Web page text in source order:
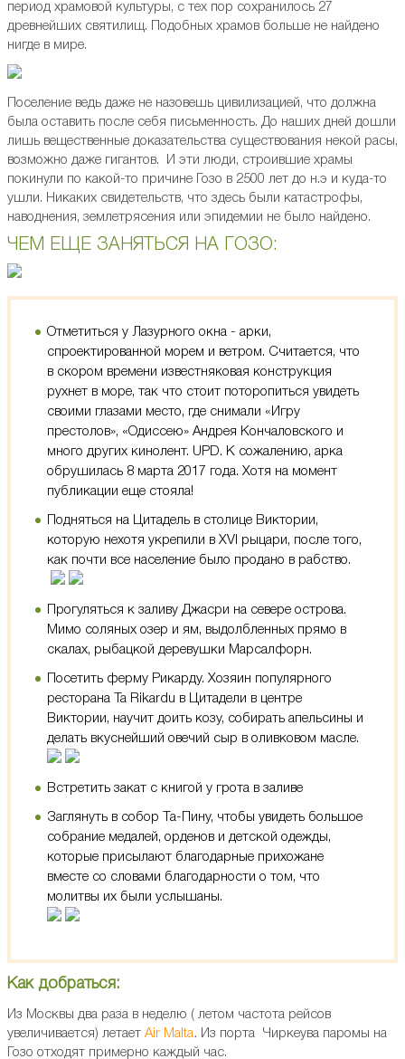
период храмовой культуры, с тех пор сохранилось 27
древнейших святилищ. Подобных храмов больше не найдено
нигде в мире.
Поселение ведь даже не назовешь цивилизацией, что должна
была оставить после себя письменность. До наших дней дошли
лишь вещественные доказательства существования некой расы,
возможно даже гигантов. И эти люди, строившие храмы
покинули по какой-то причине Гозо в 2500 лет до н.э и куда-то
ушли. Никаких свидетельств, что здесь были катастрофы,
наводнения, землетрясения или эпидемии не было найдено.
ЧЕМ ЕЩЕ ЗАНЯТЬСЯ НА ГОЗО:
Отметиться у Лазурного окна - арки,
спроектированной морем и ветром. Считается, что
в скором времени известняковая конструкция
рухнет в море, так что стоит поторопиться увидеть
своими глазами место, где снимали «Игру
престолов», «Одиссею» Андрея Кончаловского и
много других кинолент. UPD. К сожалению, арка
обрушилась 8 марта 2017 года. Хотя на момент
публикации еще стояла!
Подняться на Цитадель в столице Виктории,
которую нехотя укрепили в XVI рыцари, после того,
как почти все население было продано в рабство.
Прогуляться к заливу Джасри на севере острова.
Мимо соляных озер и ям, выдолбленных прямо в
скалах, рыбацкой деревушки Марсалфорн.
Посетить ферму Рикарду. Хозяин популярного
ресторана Ta Rikardu в Цитадели в центре
Виктории, научит доить козу, собирать апельсины и
делать вкуснейший овечий сыр в оливковом масле.
Встретить закат с книгой у грота в заливе
Заглянуть в собор Та-Пину, чтобы увидеть большое
собрание медалей, орденов и детской одежды,
которые присылают благодарные прихожане
вместе со словами благодарности о том, что
молитвы их были услышаны.
Как добраться:
Из Москвы два раза в неделю ( летом частота рейсов
увеличивается) летает Air Malta. Из порта Чиркеува паромы на
Гозо отходят примерно каждый час.